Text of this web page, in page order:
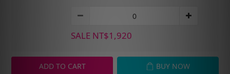
SALE NT$1,920
ADD TO CART BUY NOW